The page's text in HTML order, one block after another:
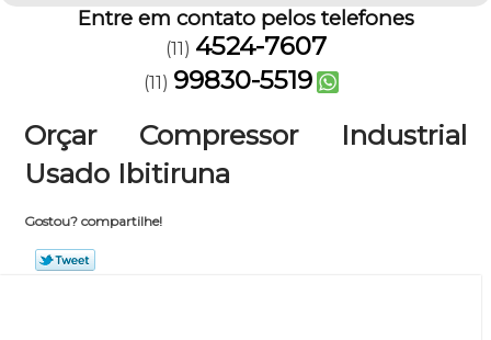
Entre em contato pelos telefones
(11) 4524-7607
(11) 99830-5519
Orçar Compressor Industrial
Usado Ibitiruna
Gostou? compartilhe!